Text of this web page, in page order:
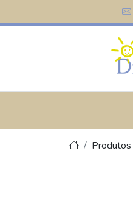
Produtos